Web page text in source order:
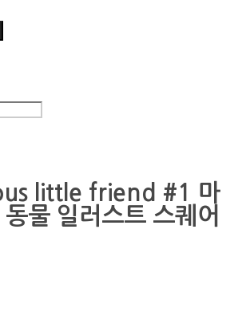
little friend #1 마
물 일러스트 스퀘어